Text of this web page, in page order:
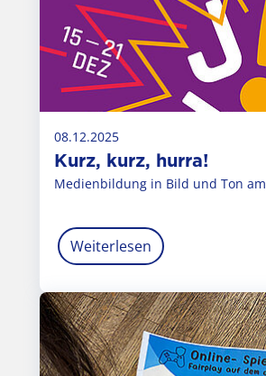
08.12.2025
Kurz, kurz, hurra!
Medienbildung in Bild und Ton
Weiterlesen